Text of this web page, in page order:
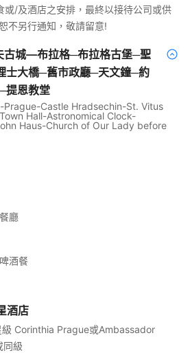
或/及酒店之安排，最終以接待公司或供
不另行通知，敬請留意!
古城—布拉格─布拉格古堡─聖
士大橋─舊市政廳─天文鐘─約
提恩教堂
Prague-Castle Hradsechin-St. Vitus
Hall-Astronomical Clock-
Haus-Church of Our Lady before
廳
酒餐
酒店
級 Corinthia Prague或Ambassador
同級